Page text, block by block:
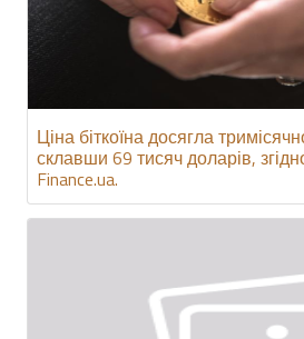
Ціна біткоїна досягла
склавши 69 тисяч доларів,
Finance.ua.